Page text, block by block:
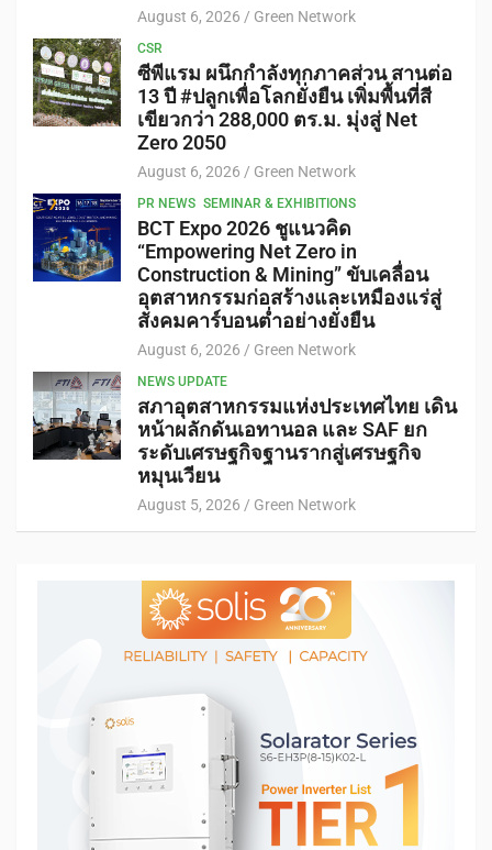
August 6, 2026 Green Network
CSR
ซีพีแรม ผนึกกำลังทุกภาคส่วน สานต่อ
13 ปี #ปลูกเพื่อโลกยั่งยืน เพิ่มพื้นที่สี
เขียวกว่า 288,000 ตร.ม. มุ่งสู่ Net
Zero 2050
August 6, 2026 Green Network
PR NEWS SEMINAR & EXHIBITIONS
BCT Expo 2026 ชูแนวคิด
“Empowering Net Zero in
Construction & Mining” ขับเคลื่อน
อุตสาหกรรมก่อสร้างและเหมืองแร่สู่
สังคมคาร์บอนต่ำอย่างยั่งยืน
August 6, 2026 Green Network
NEWS UPDATE
สภาอุตสาหกรรมแห่งประเทศไทย เดิน
หน้าผลักดันเอทานอล และ SAF ยก
ระดับเศรษฐกิจฐานรากสู่เศรษฐกิจ
หมุนเวียน
August 5, 2026 Green Network